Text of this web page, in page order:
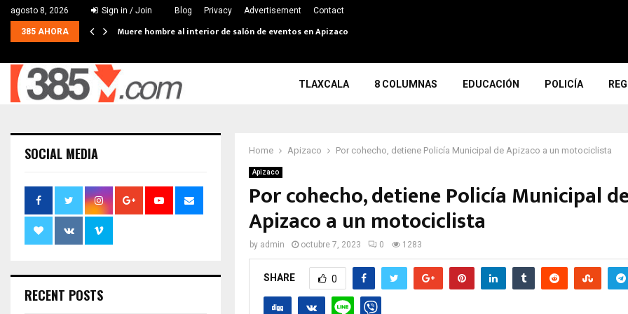
agosto 8, 2026 Sign in / Join Blog Privacy Advertisement Contact
385 AHORA Muere hombre al interior de salón de eventos en Apizaco
TLAXCALA 8 COLUMNAS EDUCACIÓN POLICÍA
Home Apizaco Por cohecho, detiene Policía Municipal de Apizaco a un motociclista
Apizaco
Por cohecho, detiene Policía Municipal
Apizaco a un motociclista
by admin octubre 7, 2023 0 1283
SHARE 0
SOCIAL MEDIA
RECENT POSTS